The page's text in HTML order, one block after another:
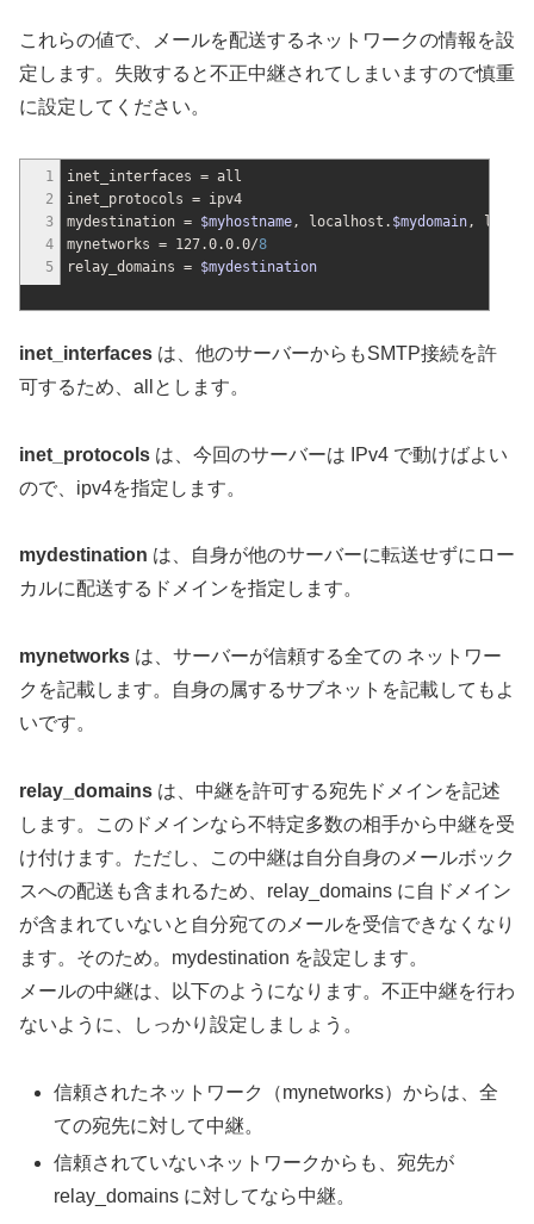
これらの値で、メールを配送するネットワークの情報を設
定します。失敗すると不正中継されてしまいますので慎重
に設定してください。
1
2
3
4
5
inet_interfaces = all
inet_protocols = ipv4
mydestination = $myhostname , localhost. $mydomain ,
mynetworks = 127.0.0.0/8
relay_domains = $mydestination
inet_interfaces は、他のサーバーからもSMTP接続を許
可するため、allとします。
inet_protocols は、今回のサーバーは IPv4 で動けばよい
ので、ipv4を指定します。
mydestination は、自身が他のサーバーに転送せずにロー
カルに配送するドメインを指定します。
mynetworks は、サーバーが信頼する全ての ネットワー
クを記載します。自身の属するサブネットを記載してもよ
いです。
relay_domains は、中継を許可する宛先ドメインを記述
します。このドメインなら不特定多数の相手から中継を受
け付けます。ただし、この中継は自分自身のメールボック
スへの配送も含まれるため、relay_domains に自ドメイン
が含まれていないと自分宛てのメールを受信できなくなり
ます。そのため。mydestination を設定します。
メールの中継は、以下のようになります。不正中継を行わ
ないように、しっかり設定しましょう。
信頼されたネットワーク（mynetworks）からは、全
ての宛先に対して中継。
信頼されていないネットワークからも、宛先が
relay_domains に対してなら中継。